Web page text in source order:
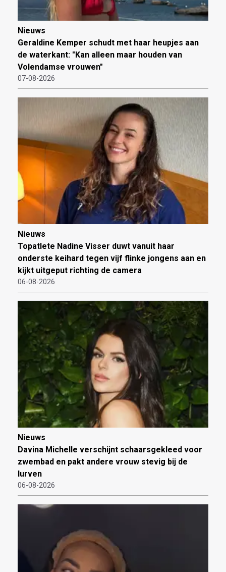
Nieuws
Geraldine Kemper schudt met haar heupjes aan
de waterkant: "Kan alleen maar houden van
Volendamse vrouwen"
07-08-2026
Nieuws
Topatlete Nadine Visser duwt vanuit haar
onderste keihard tegen vijf flinke jongens aan en
kijkt uitgeput richting de camera
06-08-2026
Nieuws
Davina Michelle verschijnt schaarsgekleed voor
zwembad en pakt andere vrouw stevig bij de
lurven
06-08-2026